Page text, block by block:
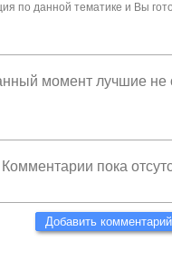
по данной тематике и Вы
момент лучшие не
Комментарии пока
Добавить комментарий